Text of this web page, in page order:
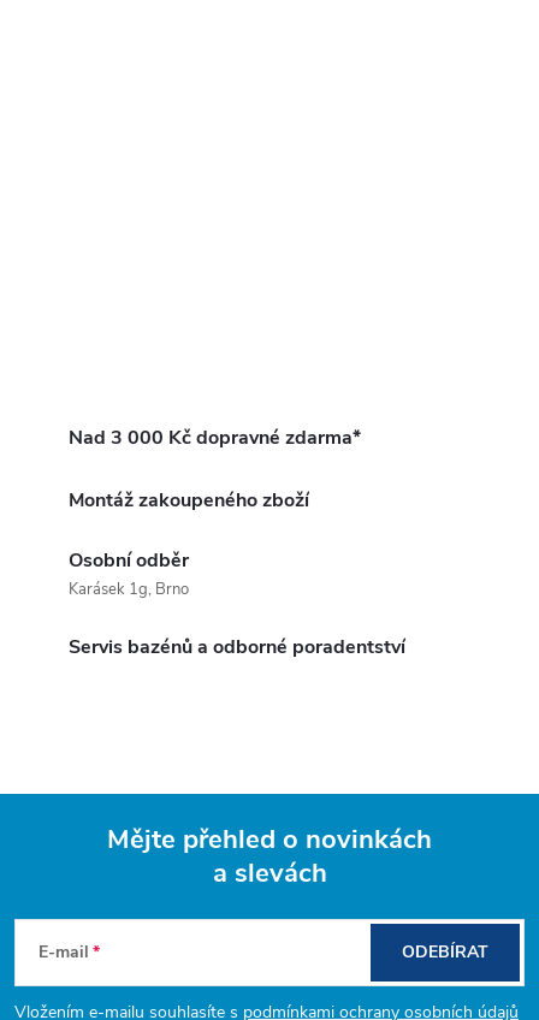
Nad 3 000 Kč dopravné zdarma*
Montáž zakoupeného zboží
Osobní odběr
Karásek 1g, Brno
Servis bazénů a odborné poradentství
Mějte přehled o novinkách
a slevách
E-mail
Vložením e-mailu souhlasíte s podmínkami ochrany osobních údajů
ODEBÍRAT